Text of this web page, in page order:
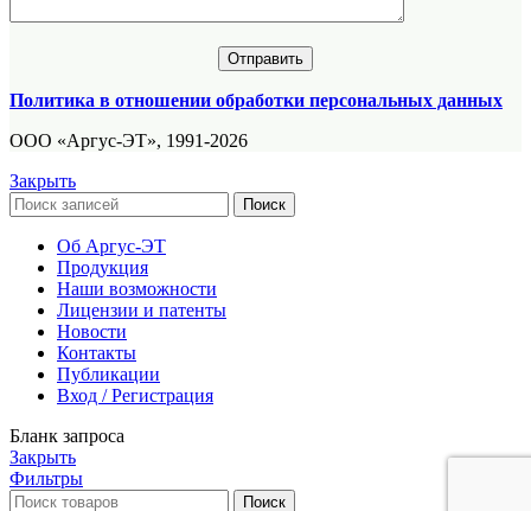
Политика в отношении обработки персональных данных
ООО «Аргус-ЭТ», 1991-2026
Закрыть
Поиск
Об Аргус-ЭТ
Продукция
Наши возможности
Лицензии и патенты
Новости
Контакты
Публикации
Вход / Регистрация
Бланк запроса
Закрыть
Фильтры
Поиск